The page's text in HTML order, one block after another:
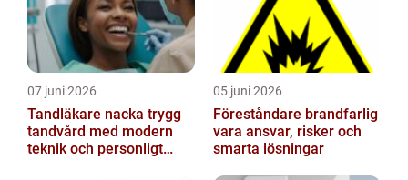
07 juni 2026
Tandläkare nacka trygg
tandvård med modern
teknik och personligt
05 juni 2026
Föreståndare brandfarlig
vara ansvar, risker och
smarta lösningar